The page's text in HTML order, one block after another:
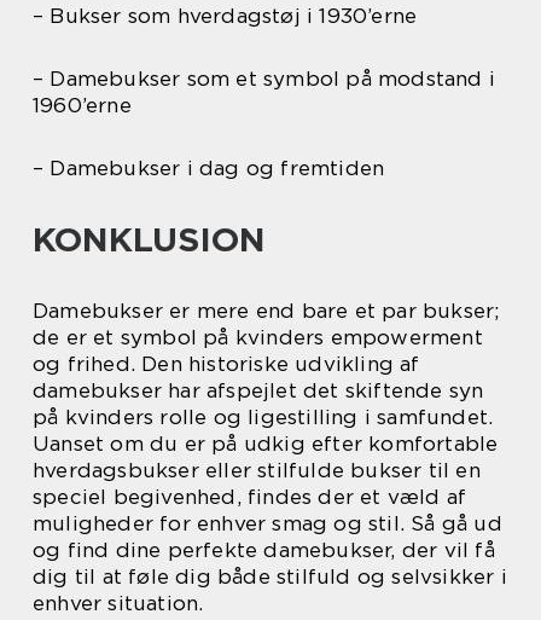
– Bukser som hverdagstøj i 1930’erne
– Damebukser som et symbol på modstand i
1960’erne
– Damebukser i dag og fremtiden
KONKLUSION
Damebukser er mere end bare et par bukser;
de er et symbol på kvinders empowerment
og frihed. Den historiske udvikling af
damebukser har afspejlet det skiftende syn
på kvinders rolle og ligestilling i samfundet.
Uanset om du er på udkig efter komfortable
hverdagsbukser eller stilfulde bukser til en
speciel begivenhed, findes der et væld af
muligheder for enhver smag og stil. Så gå ud
og find dine perfekte damebukser, der vil få
dig til at føle dig både stilfuld og selvsikker i
enhver situation.